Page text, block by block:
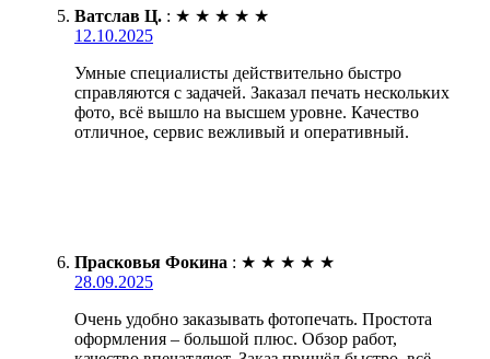
Ватслав Ц. : ★ ★ ★ ★ ★
12.10.2025
Умные специалисты действительно быстро
справляются с задачей. Заказал печать нескольких
фото, всё вышло на высшем уровне. Качество
отличное, сервис вежливый и оперативный.
Прасковья Фокина : ★ ★ ★ ★ ★
28.09.2025
Очень удобно заказывать фотопечать. Простота
оформления – большой плюс. Обзор работ,